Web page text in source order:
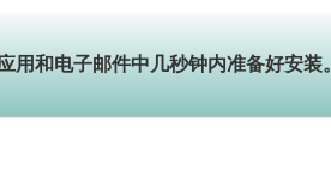
用和电子邮件中几秒钟内准备好安装。